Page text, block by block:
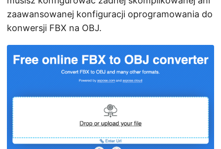
zaawansowanej konfiguracji oprogramowania do
konwersji FBX na OBJ.